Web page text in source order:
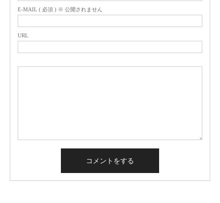
E-MAIL ( 必須 ) ※ 公開されません
URL